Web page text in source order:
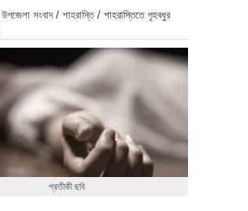
উপজেলা সংবাদ / শাহরাস্তি / শাহরাস্তিতে গৃহবধুর
প্রতীকী ছবি